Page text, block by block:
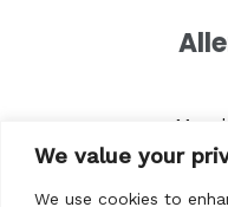
We value your
We use cookies to
Textile